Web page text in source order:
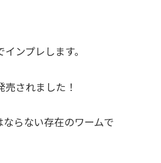
ンプレします。
されました！
らない存在のワームで